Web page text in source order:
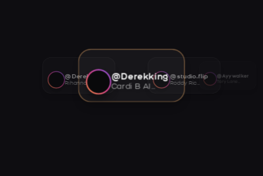
@Derekking
Cardi B AI voice
@studio.flip
Roddy Ricch AI voice
@Ayywalker
@Derekking
Rihanna AI voice